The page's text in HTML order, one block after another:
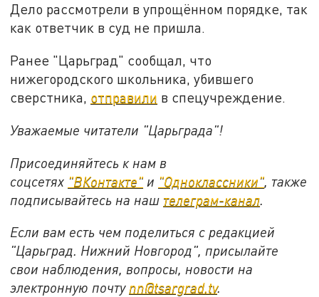
Дело рассмотрели в упрощённом порядке, так
как ответчик в суд не пришла.
Ранее "Царьград" сообщал, что
нижегородского школьника, убившего
сверстника, отправили в спецучреждение.
Уважаемые читатели "Царьграда"!
Присоединяйтесь к нам в
соцсетях "ВКонтакте" и "Одноклассники" также
подписывайтесь на наш телеграм-канал
Если вам есть чем поделиться с редакцией
"Царьград. Нижний Новгород", присылайте
свои наблюдения, вопросы, новости на
электронную почту nn@tsargrad.tv.